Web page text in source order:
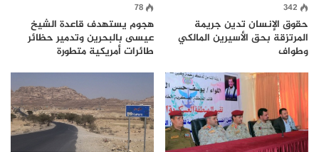
342
حقوق الإنسان تدين جريمة
المرتزقة بحق الأسيرين المالكي
وطواف
78
هجوم يستهدف قاعدة الشيخ
عيسى بالبحرين وتدمير حظائر
طائرات أمريكية متطورة